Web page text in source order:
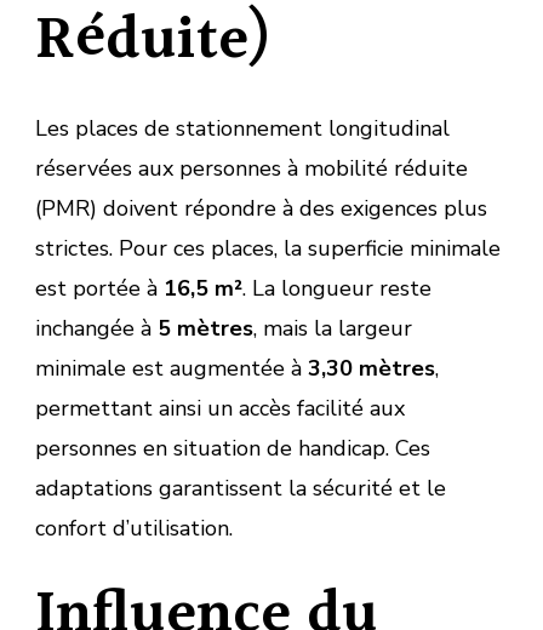
Réduite)
Les places de stationnement longitudinal
réservées aux personnes à mobilité réduite
(PMR) doivent répondre à des exigences plus
strictes. Pour ces places, la superficie minimale
est portée à 16,5 m². La longueur reste
inchangée à 5 mètres, mais la largeur
minimale est augmentée à 3,30 mètres,
permettant ainsi un accès facilité aux
personnes en situation de handicap. Ces
adaptations garantissent la sécurité et le
confort d’utilisation.